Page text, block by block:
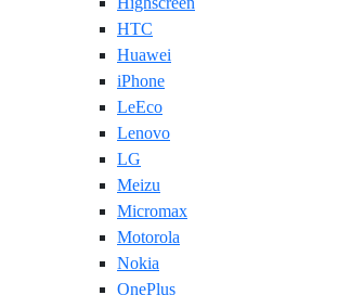
HTC
Huawei
iPhone
LeEco
Lenovo
LG
Meizu
Micromax
Motorola
Nokia
OnePlus